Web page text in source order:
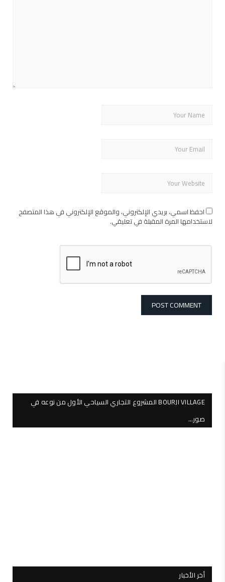
احفظ اسمي، بريدي الإلكتروني، والموقع الإلكتروني في هذا المتصفح
لاستخدامها المرة المقبلة في تعليقي.
BOURJI VILLAGE المشروع التجاري السياحي الأول من نوعه في
صور…
أخر الأخبار